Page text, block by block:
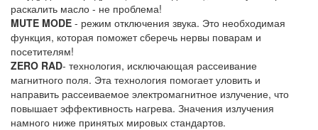
раскалить масло - не проблема!
MUTE MODE - режим отключения звука. Это необходимая
функция, которая поможет сберечь нервы поварам и
посетителям!
ZERO RAD- технология, исключающая рассеивание
магнитного поля. Эта технология помогает уловить и
направить рассеиваемое электромагнитное излучение, что
повышает эффективность нагрева. Значения излучения
намного ниже принятых мировых стандартов.